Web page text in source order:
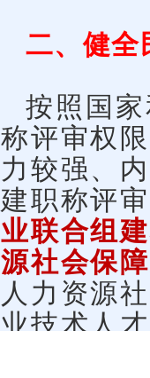
二、健全
按照国
称评审权
力较强、
建职称评
业联合组
源社会保
人力资源
业技术人